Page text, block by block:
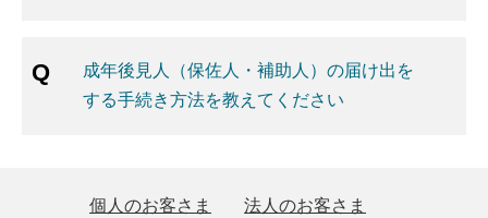
成年後見人（保佐人・補助人）の届け出を
する手続き方法を教えてください
個人のお客さま
法人のお客さま